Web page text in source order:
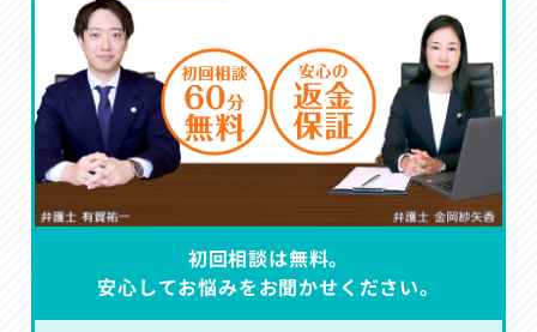
初回相談は無料。
安心してお悩みをお聞かせください。